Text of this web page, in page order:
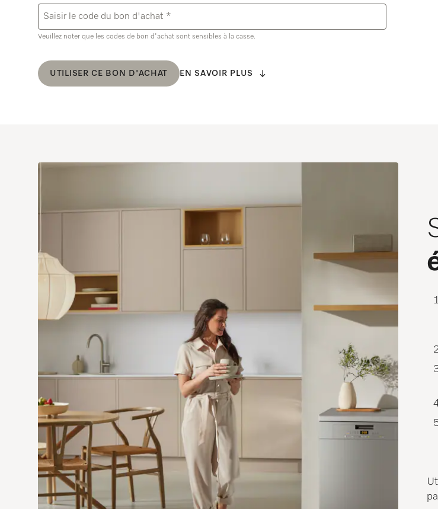
Saisir le code du bon d'achat *
Veuillez noter que les codes de bon d'achat sont sensibles à la casse.
UTILISER CE BON D'ACHAT EN SAVOIR PLUS